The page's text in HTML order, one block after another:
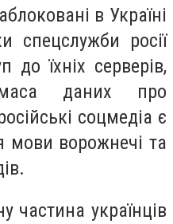
в Україні
спецслужби росії
їхніх серверів,
даних про
соцмедіа є
ворожнечі та
частина українців